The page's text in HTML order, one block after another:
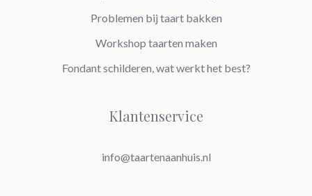
Problemen bij taart bakken
Workshop taarten maken
Fondant schilderen, wat werkt het best?
Klantenservice
info@taartenaanhuis.nl